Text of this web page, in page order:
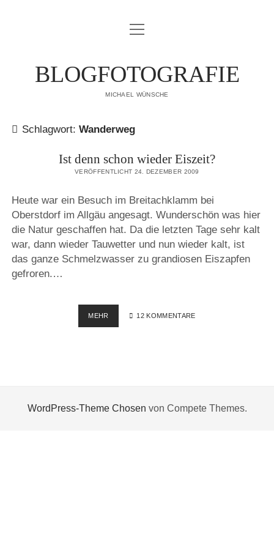
IMPRESSUM
Menü
öffnen
BLOGFOTOGRAFIE
MICHAEL WÜNSCHE
Schlagwort: Wanderweg
Ist denn schon wieder Eiszeit?
VERÖFFENTLICHT 24. DEZEMBER 2009
Heute war ein Besuch im Breitachklamm bei
Oberstdorf im Allgäu angesagt. Wunderschön was hier
die Natur geschaffen hat. Da die letzten Tage sehr kalt
war, dann wieder Tauwetter und nun wieder kalt, ist
das ganze Schmelzwasser zu grandiosen Eiszapfen
gefroren.…
MEHR
DENN
12 KOMMENTARE
WordPress-Theme Chosen von Compete Themes.